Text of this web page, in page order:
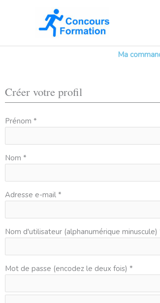
Ma
Créer votre profil
Prénom *
Nom *
Adresse e-mail *
Nom d'utilisateur (alphanumérique minuscule)
Mot de passe (encodez le deux fois) *